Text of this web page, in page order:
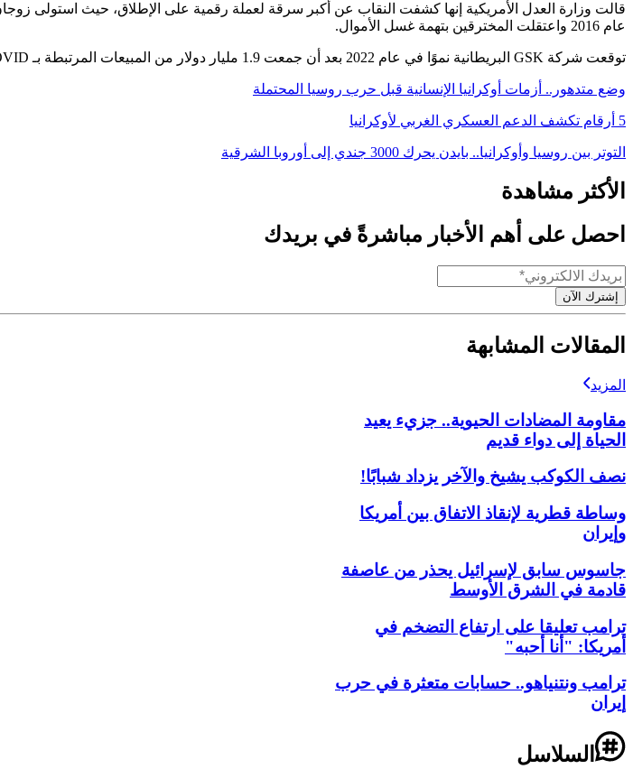
عام 2016 واعتقلت المخترقين بتهمة غسل الأموال.
توقعت شركة GSK البريطانية نموًا في عام 2022 بعد أن جمعت 1.9 مليار دولار من المبيعات المرتبطة بـ COVID في عام 2021.
وضع متدهور.. أزمات أوكرانيا الإنسانية قبل حرب روسيا المحتملة
5 أرقام تكشف الدعم العسكري الغربي لأوكرانيا
التوتر بين روسيا وأوكرانيا.. بايدن يحرك 3000 جندي إلى أوروبا الشرقية
الأكثر مشاهدة
احصل على أهم الأخبار مباشرةً في بريدك
إشترك الآن
المقالات المشابهة
المزيد
مقاومة المضادات الحيوية.. جزيء يعيد
الحياة إلى دواء قديم
نصف الكوكب يشيخ والآخر يزداد شبابًا!
وساطة قطرية لإنقاذ الاتفاق بين أمريكا
وإيران
جاسوس سابق لإسرائيل يحذر من عاصفة
قادمة في الشرق الأوسط
ترامب تعليقا على ارتفاع التضخم في
أمريكا: "أنا أحبه"
ترامب ونتنياهو.. حسابات متعثرة في حرب
إيران
السلاسل